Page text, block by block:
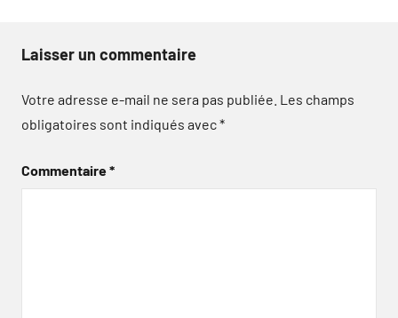
Laisser un commentaire
Votre adresse e-mail ne sera pas publiée. Les champs
obligatoires sont indiqués avec*
Commentaire*